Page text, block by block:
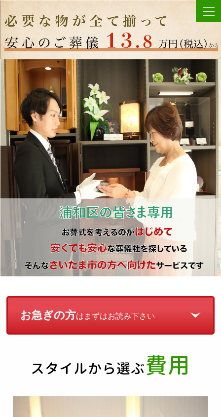
お急ぎの方はまずはお読み下さい
スタイルから選ぶ費用